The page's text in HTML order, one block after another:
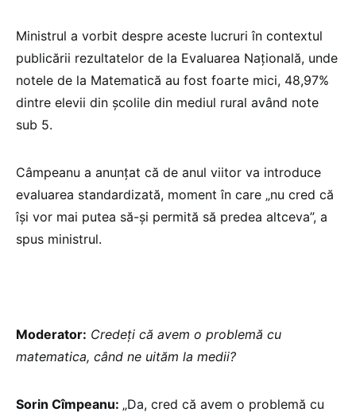
Ministrul a vorbit despre aceste lucruri în contextul
publicării rezultatelor de la Evaluarea Națională, unde
notele de la Matematică au fost foarte mici, 48,97%
dintre elevii din școlile din mediul rural având note
sub 5.
Câmpeanu a anunțat că de anul viitor va introduce
evaluarea standardizată, moment în care „nu cred că
își vor mai putea să-și permită să predea altceva”, a
spus ministrul.
Moderator: Credeți că avem o problemă cu
matematica, când ne uităm la medii?
Sorin Cîmpeanu: „Da, cred că avem o problemă cu